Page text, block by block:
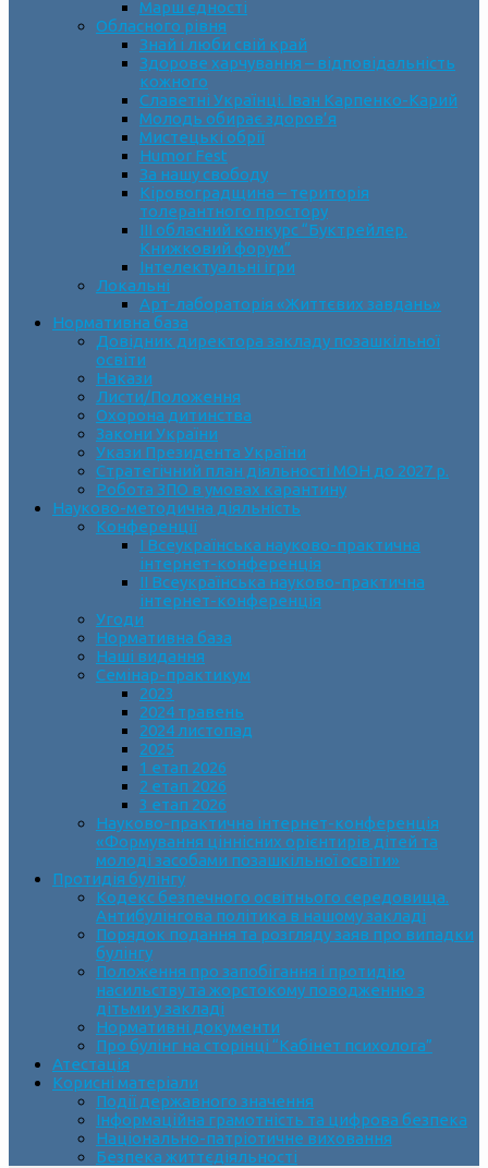
Марш єдності
Обласного рівня
Знай і люби свій край
Здорове харчування – відповідальність
кожного
Славетні Українці. Іван Карпенко-Карий
Молодь обирає здоров’я
Мистецькі обрії
Humor Fest
За нашу свободу
Кіровоградщина – територія
толерантного простору
ІII обласний конкурс “Буктрейлер.
Книжковий форум”
Інтелектуальні ігри
Локальні
Арт-лабораторія «Життєвих завдань»
Нормативна база
Довідник директора закладу позашкільної
освіти
Накази
Листи/Положення
Охорона дитинства
Закони України
Укази Президента України
Стратегічний план діяльності МОН до 2027 р.
Робота ЗПО в умовах карантину
Науково-методична діяльність
Конференції
І Всеукраїнська науково-практична
інтернет-конференція
ІІ Всеукраїнська науково-практична
інтернет-конференція
Угоди
Нормативна база
Наші видання
Семінар-практикум
2023
2024 травень
2024 листопад
2025
1 етап 2026
2 етап 2026
3 етап 2026
Науково-практична інтернет-конференція
«Формування ціннісних орієнтирів дітей та
молоді засобами позашкільної освіти»
Протидія булінгу
Кодекс безпечного освітнього середовища.
Антибулінгова політика в нашому закладі
Порядок подання та розгляду заяв про випадки
булінгу
Положення про запобігання і протидію
насильству та жорстокому поводженню з
дітьми у закладі
Нормативні документи
Про булінг на сторінці “Кабінет психолога”
Атестація
Корисні матеріали
Події державного значення
Інформаційна грамотність та цифрова безпека
Національно-патріотичне виховання
Безпека життєдіяльності